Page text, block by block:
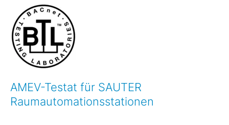
AMEV-Testat für SAUTER
Raumautomationsstationen